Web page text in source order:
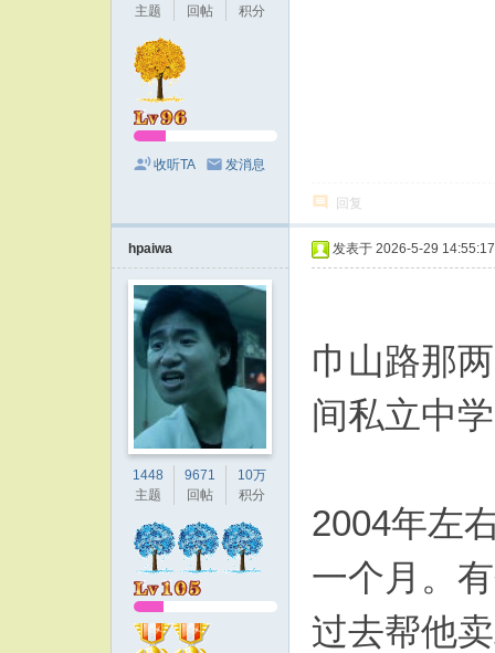
主题
回帖
积分
收听TA 发消息
回复
hpaiwa
1448
主题
9671
回帖
10万
积分
发表于 2026-5-29 14:55:17
巾山路那
间私立中
2004年左
一个月。
过去帮他